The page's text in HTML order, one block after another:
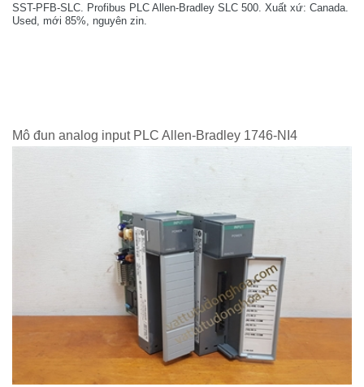
SST-PFB-SLC. Profibus PLC Allen-Bradley SLC 500. Xuất xứ: Canada.
Used, mới 85%, nguyên zin.
Mô đun analog input PLC Allen-Bradley 1746-NI4